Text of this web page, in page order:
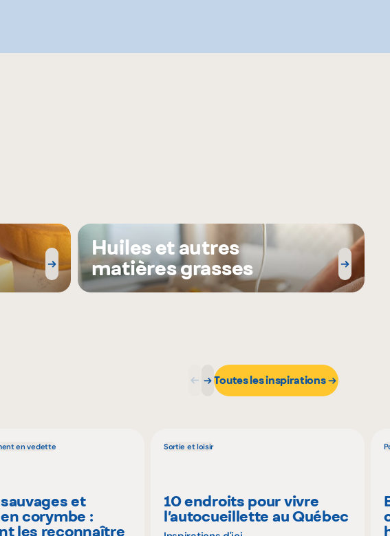
Huiles et autres
matières grasses
Toutes les inspirations
en vedette
et
corymbe :
les reconnaître
Sortie et loisir
10 endroits pour vivre
l’autocueillette au Québec